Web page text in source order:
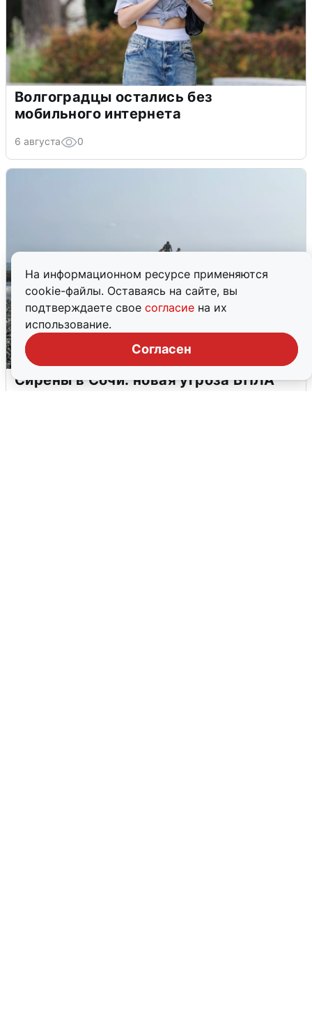
На информационном ресурсе применяются
cookie-файлы. Оставаясь на сайте, вы
подтверждаете свое согласие на их
использование.
Согласен
Волгоградцы остались без
мобильного интернета
6 августа 0
Сирены в Сочи: новая угроза БПЛА